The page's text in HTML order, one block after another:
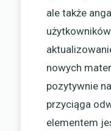
ale także
nowych
pozytywnie
przyciąga
elementem